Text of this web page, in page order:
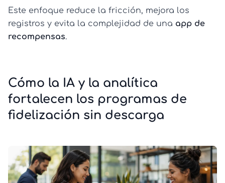
Este enfoque reduce la fricción, mejora los
registros y evita la complejidad de una app de
recompensas.
Cómo la IA y la analítica
fortalecen los programas de
fidelización sin descarga